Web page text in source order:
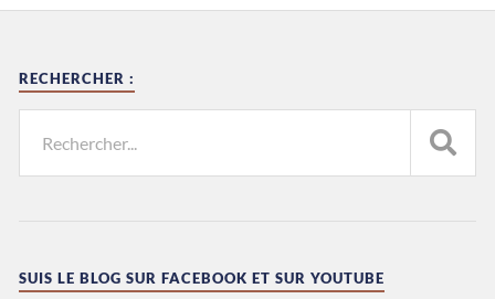
RECHERCHER :
SUIS LE BLOG SUR FACEBOOK ET SUR YOUTUBE